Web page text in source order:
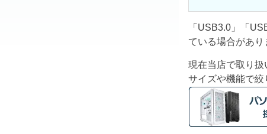
「USB3.0」「
ている場合があり
現在当店で取り扱
サイズや機能で絞